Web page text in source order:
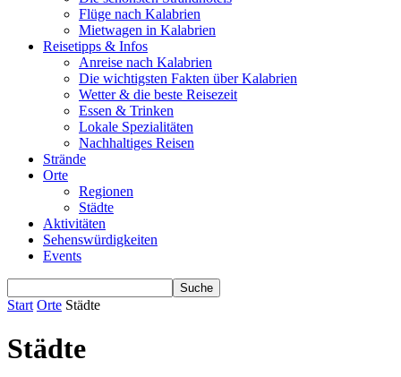
Flüge nach Kalabrien
Mietwagen in Kalabrien
Reisetipps & Infos
Anreise nach Kalabrien
Die wichtigsten Fakten über Kalabrien
Wetter & die beste Reisezeit
Essen & Trinken
Lokale Spezialitäten
Nachhaltiges Reisen
Strände
Orte
Regionen
Städte
Aktivitäten
Sehenswürdigkeiten
Events
Start Orte Städte
Städte